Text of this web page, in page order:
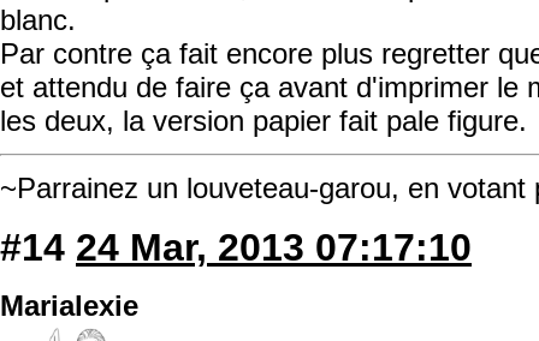
blanc.
Par contre ça fait encore plus regretter
et attendu de faire ça avant d'imprimer le
les deux, la version papier fait pale figure.
~Parrainez un louveteau-garou, en
#14 24 Mar, 2013 07:17:10
Marialexie